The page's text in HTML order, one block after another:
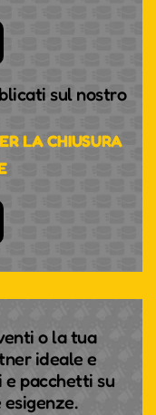
sul nostro
LA CHIUSURA
o la tua
ideale e
e pacchetti su